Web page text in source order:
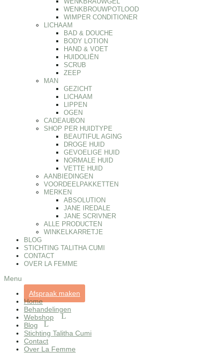
WENKBROUWPOTLOOD
WIMPER CONDITIONER
LICHAAM
BAD & DOUCHE
BODY LOTION
HAND & VOET
HUIDOLIËN
SCRUB
ZEEP
MAN
GEZICHT
LICHAAM
LIPPEN
OGEN
CADEAUBON
SHOP PER HUIDTYPE
BEAUTIFUL AGING
DROGE HUID
GEVOELIGE HUID
NORMALE HUID
VETTE HUID
AANBIEDINGEN
VOORDEELPAKKETTEN
MERKEN
ABSOLUTION
JANE IREDALE
JANE SCRIVNER
ALLE PRODUCTEN
WINKELKARRETJE
BLOG
STICHTING TALITHA CUMI
CONTACT
OVER LA FEMME
Menu
Afspraak maken
Home
Behandelingen
Webshop
Blog
Stichting Talitha Cumi
Contact
Over La Femme